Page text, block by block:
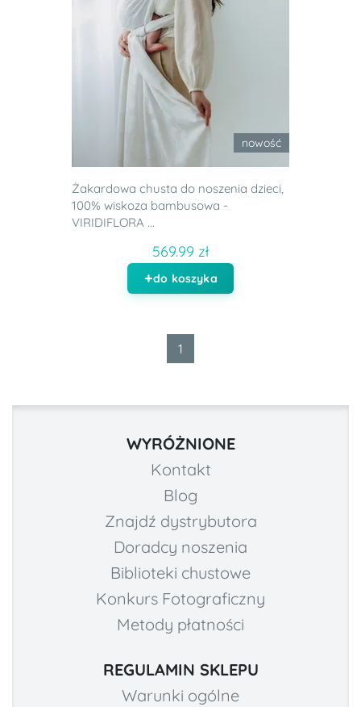
nowość
Żakardowa chusta do noszenia dzieci,
100% wiskoza bambusowa -
VIRIDIFLORA ...
569.99 zł
do koszyka
1
WYRÓŻNIONE
Kontakt
Blog
Znajdź dystrybutora
Doradcy noszenia
Biblioteki chustowe
Konkurs Fotograficzny
Metody płatności
REGULAMIN SKLEPU
Warunki ogólne